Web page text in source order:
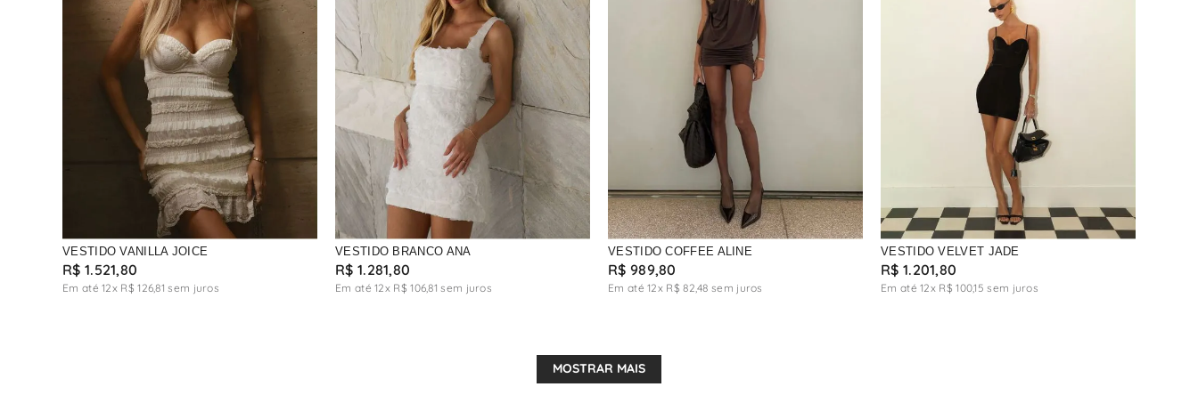
VESTIDO VANILLA JOICE
R$ 1.521,80
Em até12x R$ 126,81 sem juros
VESTIDO BRANCO ANA
R$ 1.281,80
Em até12x R$ 106,81 sem juros
VESTIDO COFFEE ALINE
R$ 989,80
Em até12x R$ 82 ,48 sem juros
VESTIDO VELVET JADE
R$ 1.201,80
Em até12x R$ 100,15 sem juros
MOSTRAR MAIS